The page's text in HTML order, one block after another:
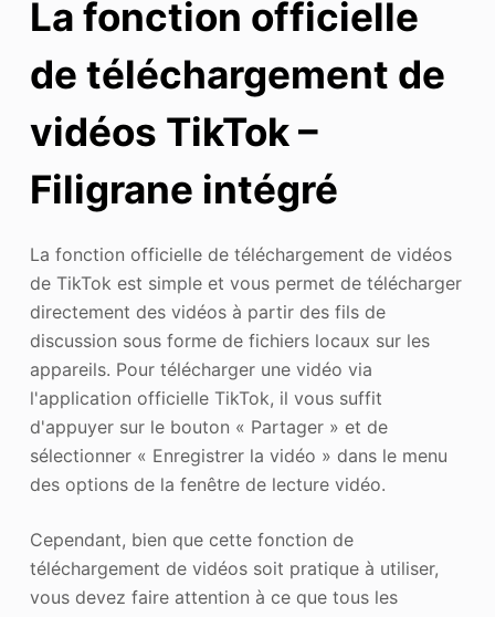
La fonction officielle
de téléchargement de
vidéos TikTok –
Filigrane intégré
La fonction officielle de téléchargement de vidéos
de TikTok est simple et vous permet de télécharger
directement des vidéos à partir des fils de
discussion sous forme de fichiers locaux sur les
appareils. Pour télécharger une vidéo via
l'application officielle TikTok, il vous suffit
d'appuyer sur le bouton « Partager » et de
sélectionner « Enregistrer la vidéo » dans le menu
des options de la fenêtre de lecture vidéo.
Cependant, bien que cette fonction de
téléchargement de vidéos soit pratique à utiliser,
vous devez faire attention à ce que tous les